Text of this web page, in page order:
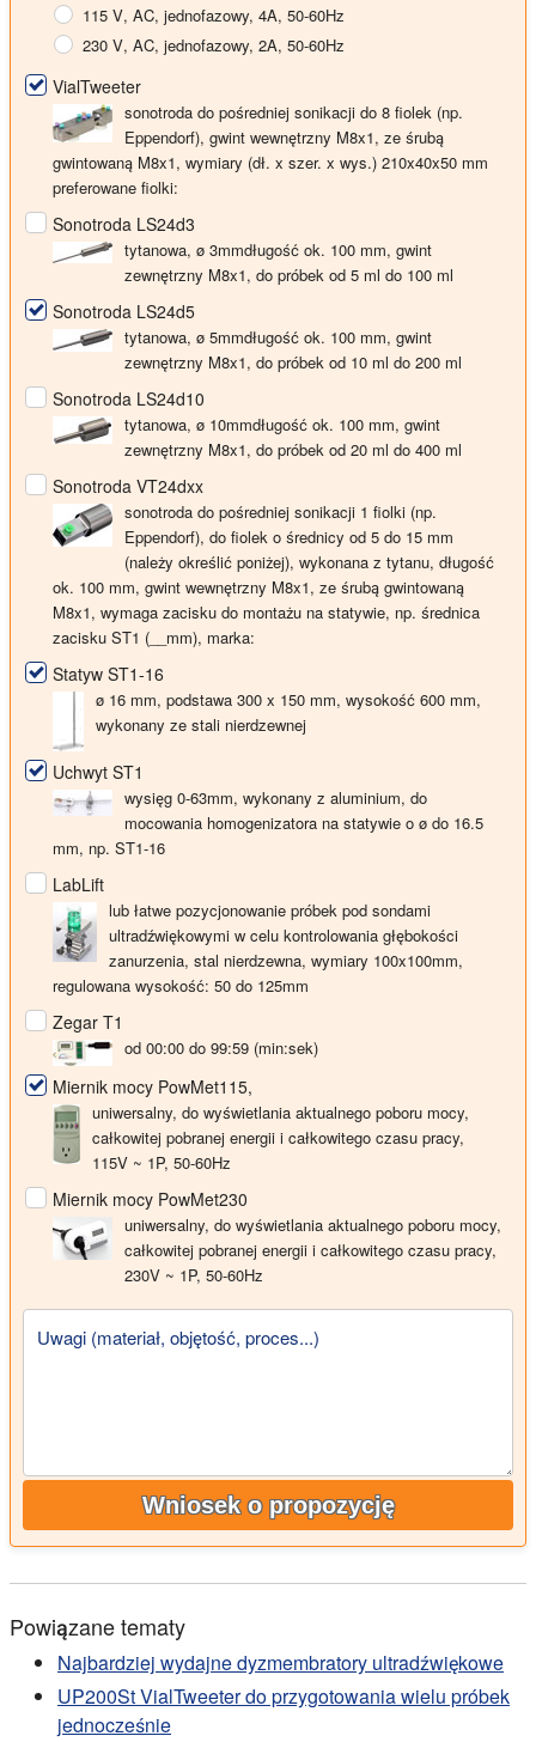
115 V, AC, jednofazowy, 4A, 50-60Hz
230 V, AC, jednofazowy, 2A, 50-60Hz
VialTweeter
sonotroda do pośredniej sonikacji do 8 fiolek (np.
Eppendorf), gwint wewnętrzny M8x1, ze śrubą
gwintowaną M8x1, wymiary (dł. x szer. x wys.) 210x40x50 mm
preferowane fiolki:
Sonotroda LS24d3
tytanowa, ø 3mmdługość ok. 100 mm, gwint
zewnętrzny M8x1, do próbek od 5 ml do 100 ml
Sonotroda LS24d5
tytanowa, ø 5mmdługość ok. 100 mm, gwint
zewnętrzny M8x1, do próbek od 10 ml do 200 ml
Sonotroda LS24d10
tytanowa, ø 10mmdługość ok. 100 mm, gwint
zewnętrzny M8x1, do próbek od 20 ml do 400 ml
Sonotroda VT24dxx
sonotroda do pośredniej sonikacji 1 fiolki (np.
Eppendorf), do fiolek o średnicy od 5 do 15 mm
(należy określić poniżej), wykonana z tytanu, długość
ok. 100 mm, gwint wewnętrzny M8x1, ze śrubą gwintowaną
M8x1, wymaga zacisku do montażu na statywie, np. średnica
zacisku ST1 (__mm), marka:
Statyw ST1-16
ø 16 mm, podstawa 300 x 150 mm, wysokość 600 mm,
wykonany ze stali nierdzewnej
Uchwyt ST1
wysięg 0-63mm, wykonany z aluminium, do
mocowania homogenizatora na statywie o ø do 16.5
mm, np. ST1-16
LabLift
lub łatwe pozycjonowanie próbek pod sondami
ultradźwiękowymi w celu kontrolowania głębokości
zanurzenia, stal nierdzewna, wymiary 100x100mm,
regulowana wysokość: 50 do 125mm
Zegar T1
od 00:00 do 99:59 (min:sek)
Miernik mocy PowMet115,
uniwersalny, do wyświetlania aktualnego poboru mocy,
całkowitej pobranej energii i całkowitego czasu pracy,
115V ~ 1P, 50-60Hz
Miernik mocy PowMet230
uniwersalny, do wyświetlania aktualnego poboru mocy,
całkowitej pobranej energii i całkowitego czasu pracy,
230V ~ 1P, 50-60Hz
Uwagi (materiał, objętość, proces...)
Wniosek o propozycję
Powiązane tematy
Najbardziej wydajne dyzmembratory ultradźwiękowe
UP200St VialTweeter do przygotowania wielu próbek
jednocześnie